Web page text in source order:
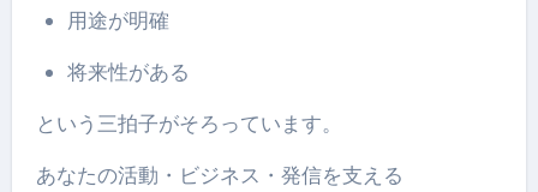
用途が明確
将来性がある
という三拍子がそろっています。
あなたの活動・ビジネス・発信を支える